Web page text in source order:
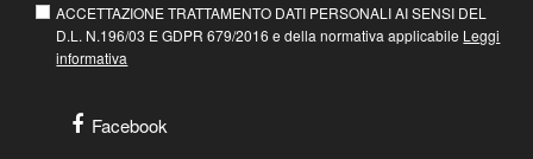
ACCETTAZIONE TRATTAMENTO DATI PERSONALI AI SENSI DEL
D.L. N.196/03 E GDPR 679/2016 e della normativa applicabile Leggi
informativa
Facebook